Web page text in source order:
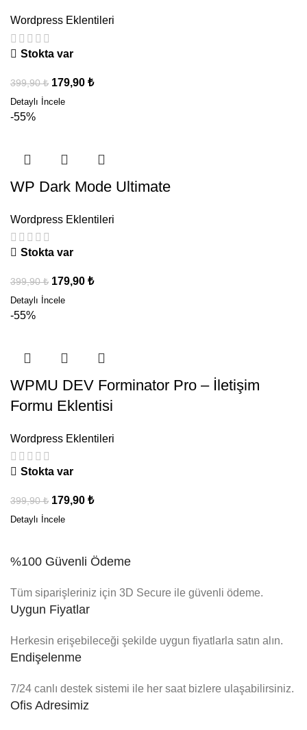
Wordpress Eklentileri
Stokta var
399,90₺ 179,90 ₺
-55%
WP Dark Mode Ultimate
Wordpress Eklentileri
Stokta var
399,90₺ 179,90 ₺
-55%
WPMU DEV Forminator Pro – İletişim
Formu Eklentisi
Wordpress Eklentileri
Stokta var
399,90₺ 179,90 ₺
%100 Güvenli Ödeme
Tüm siparişleriniz için 3D Secure ile güvenli ödeme.
Uygun Fiyatlar
Herkesin erişebileceği şekilde uygun fiyatlarla satın alın.
Endişelenme
7/24 canlı destek sistemi ile her saat bizlere ulaşabilirsiniz.
Ofis Adresimiz